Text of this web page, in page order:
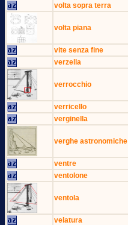
volta sopra terra
volta piana
vite senza fine
verzella
verrocchio
verricello
verginella
verghe astronomiche
ventre
ventolone
ventola
velatura